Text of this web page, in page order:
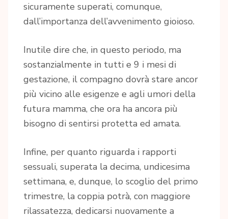
sicuramente superati, comunque,
dall’importanza dell’avvenimento gioioso.
Inutile dire che, in questo periodo, ma
sostanzialmente in tutti e 9 i mesi di
gestazione, il compagno dovrà stare ancor
più vicino alle esigenze e agli umori della
futura mamma, che ora ha ancora più
bisogno di sentirsi protetta ed amata.
Infine, per quanto riguarda i rapporti
sessuali, superata la decima, undicesima
settimana, e, dunque, lo scoglio del primo
trimestre, la coppia potrà, con maggiore
rilassatezza, dedicarsi nuovamente a